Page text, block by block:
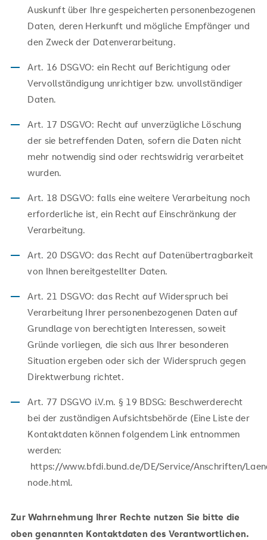
Auskunft über Ihre gespeicherten personenbezogenen
Daten, deren Herkunft und mögliche Empfänger und
den Zweck der Datenverarbeitung.
Art. 16 DSGVO: ein Recht auf Berichtigung oder
Vervollständigung unrichtiger bzw. unvollständiger
Daten.
Art. 17 DSGVO: Recht auf unverzügliche Löschung
der sie betreffenden Daten, sofern die Daten nicht
mehr notwendig sind oder rechtswidrig verarbeitet
wurden.
Art. 18 DSGVO: falls eine weitere Verarbeitung noch
erforderliche ist, ein Recht auf Einschränkung der
Verarbeitung.
Art. 20 DSGVO: das Recht auf Datenübertragbarkeit
von Ihnen bereitgestellter Daten.
Art. 21 DSGVO: das Recht auf Widerspruch bei
Verarbeitung Ihrer personenbezogenen Daten auf
Grundlage von berechtigten Interessen, soweit
Gründe vorliegen, die sich aus Ihrer besonderen
Situation ergeben oder sich der Widerspruch gegen
Direktwerbung richtet.
Art. 77 DSGVO i.V.m. § 19 BDSG: Beschwerderecht
bei der zuständigen Aufsichtsbehörde (Eine Liste der
Kontaktdaten können folgendem Link entnommen
werden:
https://www.bfdi.bund.de/DE/Service/Anschriften/
node.html.
Zur Wahrnehmung Ihrer Rechte nutzen Sie bitte die
oben genannten Kontaktdaten des Verantwortlichen.